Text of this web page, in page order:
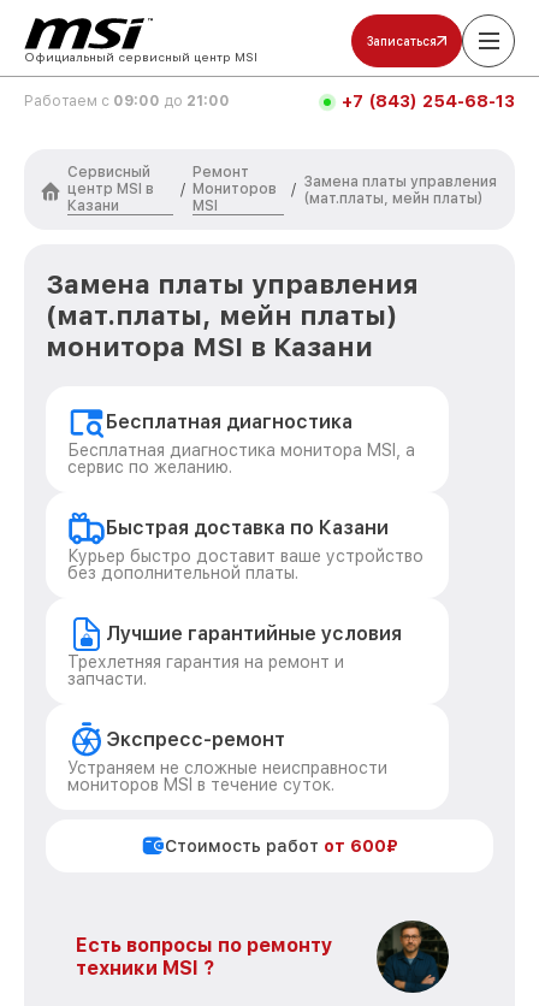
Официальный сервисный центр MSI
Записаться
Работаем с 09:00 до 21:00 +7 (843) 254-68-13
Сервисный
центр MSI в
Казани
/
Ремонт
Мониторов
MSI
/ Замена платы управления
(мат.платы, мейн платы)
Замена платы управления
(мат.платы, мейн платы)
монитора MSI в Казани
Бесплатная диагностика
Бесплатная диагностика монитора MSI, а
сервис по желанию.
Быстрая доставка по Казани
Курьер быстро доставит ваше устройство
без дополнительной платы.
Лучшие гарантийные условия
Трехлетняя гарантия на ремонт и
запчасти.
Экспресс-ремонт
Устраняем не сложные неисправности
мониторов MSI в течение суток.
Стоимость работ от 600₽
Есть вопросы по ремонту
техники MSI ?